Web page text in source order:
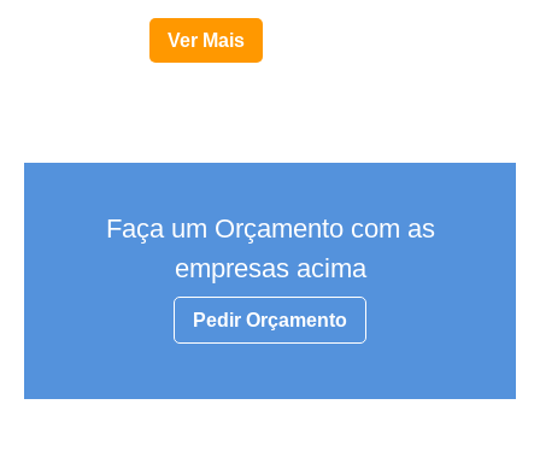
Ver Mais
Faça um Orçamento com as
empresas acima
Pedir Orçamento